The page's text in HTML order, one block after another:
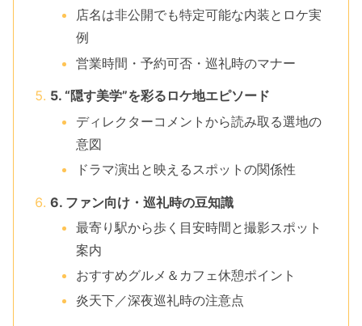
店名は非公開でも特定可能な内装とロケ実
例
営業時間・予約可否・巡礼時のマナー
5. “隠す美学”を彩るロケ地エピソード
ディレクターコメントから読み取る選地の
意図
ドラマ演出と映えるスポットの関係性
6. ファン向け・巡礼時の豆知識
最寄り駅から歩く目安時間と撮影スポット
案内
おすすめグルメ＆カフェ休憩ポイント
炎天下／深夜巡礼時の注意点